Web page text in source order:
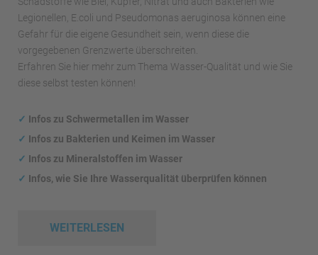
Legionellen, E.coli und Pseudomonas aeruginosa können eine
Gefahr für die eigene Gesundheit sein, wenn diese die
vorgegebenen Grenzwerte überschreiten.
Erfahren Sie hier mehr zum Thema Wasser-Qualität und wie Sie
diese selbst testen können!
✓ Infos zu Schwermetallen im Wasser
✓ Infos zu Bakterien und Keimen im Wasser
✓ Infos zu Mineralstoffen im Wasser
✓ Infos, wie Sie Ihre Wasserqualität überprüfen können
WEITERLESEN